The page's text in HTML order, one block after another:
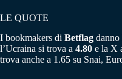
LE QUOTE
I bookmakers di Betflag danno
l’Ucraina si trova a 4.80 e la X
trova anche a 1.65 su Snai,